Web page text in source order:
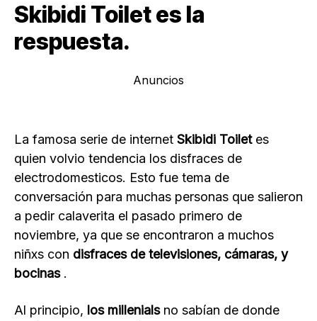
Skibidi Toilet es la
respuesta.
Anuncios
La famosa serie de internet Skibidi Toiletes
quien volvio tendencia los disfraces de
electrodomesticos. Esto fue tema de
conversación para muchas personas que salieron
a pedir calaverita el pasado primero de
noviembre, ya que se encontraron a muchos
niñxs con disfraces de televisiones, cámaras, y
bocinas.
Al principio, los millenialsno sabían de donde